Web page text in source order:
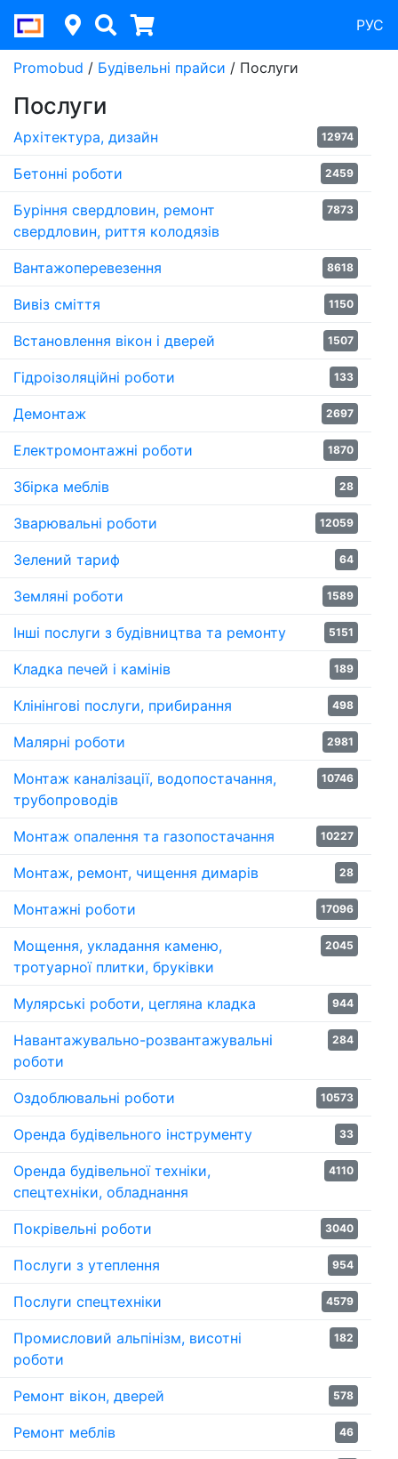
РУС
Promobud / Будівельні прайси / Послуги
Послуги
Архітектура, дизайн 12974
Бетонні роботи 2459
Буріння свердловин, ремонт
свердловин, риття колодязів
7873
Вантажоперевезення 8618
Вивіз сміття 1150
Встановлення вікон і дверей 1507
Гідроізоляційні роботи 133
Демонтаж 2697
Електромонтажні роботи 1870
Збірка меблів 28
Зварювальні роботи 12059
Зелений тариф 64
Земляні роботи 1589
Інші послуги з будівництва та ремонту 5151
Кладка печей і камінів 189
Клінінгові послуги, прибирання 498
Малярні роботи 2981
Монтаж каналізації, водопостачання,
трубопроводів
10746
Монтаж опалення та газопостачання 10227
Монтаж, ремонт, чищення димарів 28
Монтажні роботи 17096
Мощення, укладання каменю,
тротуарної плитки, бруківки
2045
Мулярські роботи, цегляна кладка 944
Навантажувально-розвантажувальні
роботи
284
Оздоблювальні роботи 10573
Оренда будівельного інструменту 33
Оренда будівельної техніки,
спецтехніки, обладнання
4110
Покрівельні роботи 3040
Послуги з утеплення 954
Послуги спецтехніки 4579
Промисловий альпінізм, висотні
роботи
182
Ремонт вікон, дверей 578
Ремонт меблів 46